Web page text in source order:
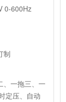
0-600Hz
制
、一拖三、一
定压、自动